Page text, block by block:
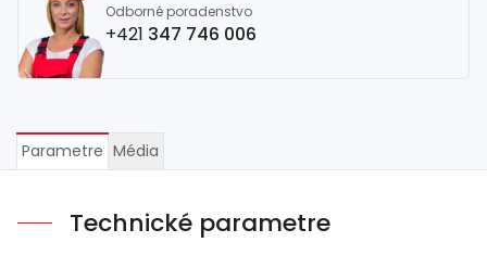
Odborné poradenstvo
+421 347 746 006
Parametre Média
Technické parametre